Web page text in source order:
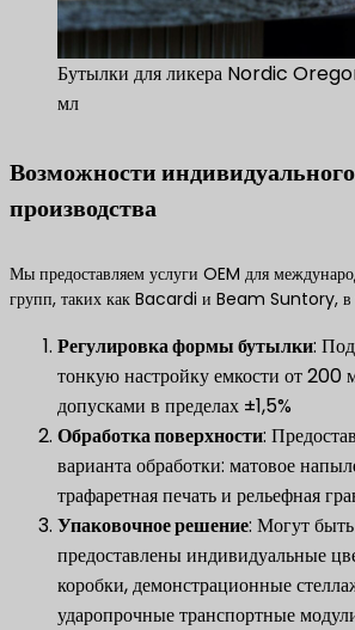
Бутылки для ликера Nordic
мл
Возможности индивидуального
производства
Мы предоставляем услуги OEM для
групп, таких как Bacardi и Beam Suntory, в
​Регулировка формы бутылки​​:
тонкую настройку емкости от 200
допусками в пределах ±1,5%
​Обработка поверхности​​:
варианта обработки: матовое
трафаретная печать и рельефная
​Упаковочное решение​​: Могут быть
предоставлены индивидуальные
коробки, демонстрационные
ударопрочные транспортные